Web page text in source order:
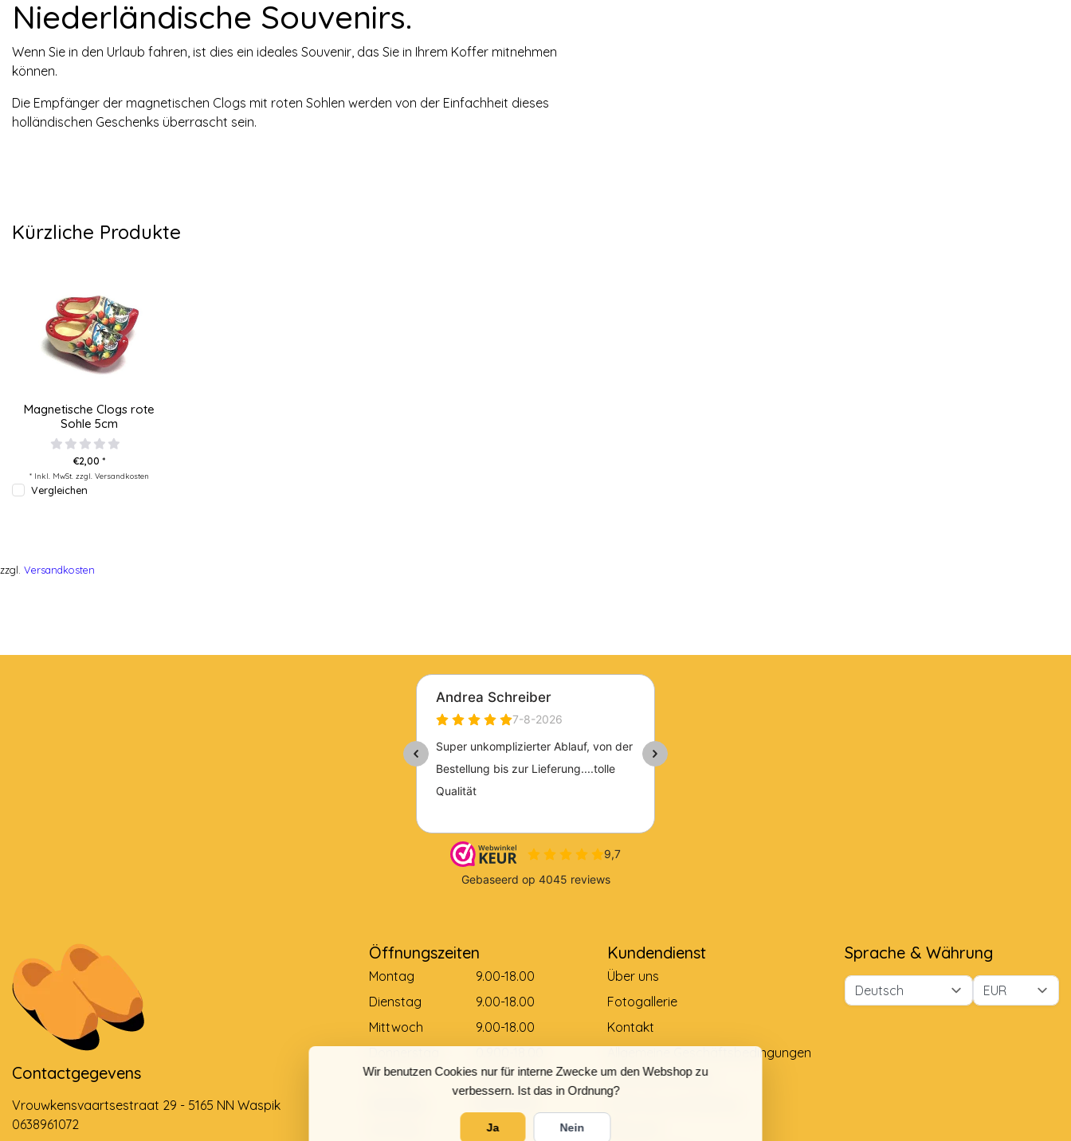
Wir benutzen Cookies nur für interne Zwecke um den Webshop zu
verbessern. Ist das in Ordnung?
Ja Nein
Niederländische Souvenirs.
Wenn Sie in den Urlaub fahren, ist dies ein ideales Souvenir, das Sie in Ihrem Koffer mitnehmen
können.
Die Empfänger der magnetischen Clogs mit roten Sohlen werden von der Einfachheit dieses
holländischen Geschenks überrascht sein.
Kürzliche Produkte
Magnetische Clogs rote
Sohle 5cm
€2,00 *
* Inkl. MwSt. zzgl. Versandkosten
Vergleichen
zzgl. Versandkosten
Contactgegevens
Vrouwkensvaartsestraat 29 - 5165 NN Waspik
0638961072
Öffnungszeiten
Montag
9.00-18.00
Dienstag
9.00-18.00
Mittwoch
9.00-18.00
Freitag
0.900-18.00
Gesloten
Kundendienst
Über uns
Fotogallerie
Kontakt
Allgemeine Geschäftsbedingungen
Zahlungsmethode
Sprache & Währung